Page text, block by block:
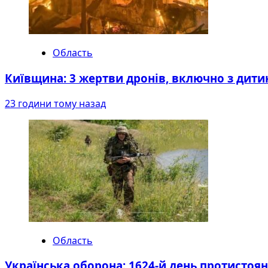
Область
Київщина: 3 жертви дронів, включно з
23 години тому назад
Область